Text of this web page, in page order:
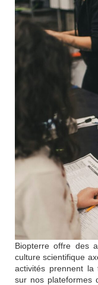
Biopterre offre des
culture scientifique
activités prennent la
sur nos plateformes